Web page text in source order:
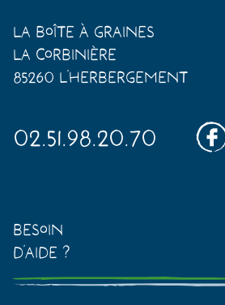
La Boîte à Graines
La Corbinière
85260 L'Herbergement
02.51.98.20.70
Besoin
d'aide ?